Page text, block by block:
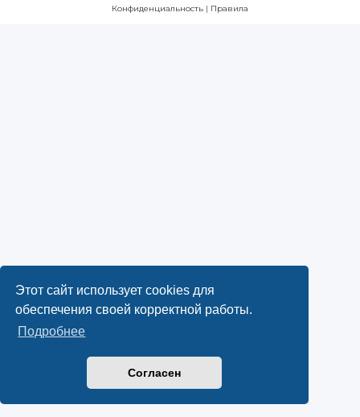
Этот сайт использует cookies для
обеспечения своей корректной работы.
Подробнее
Согласен
Конфиденциальность | Правила